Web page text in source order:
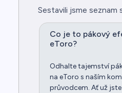
Sestavili jsme seznam
Co je to pákový
eToro?
Odhalte tajemství
na eToro s naším
průvodcem. Ať už